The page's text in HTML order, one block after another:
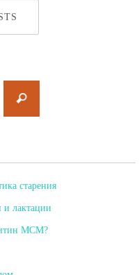
старения
и лактации
МСМ?